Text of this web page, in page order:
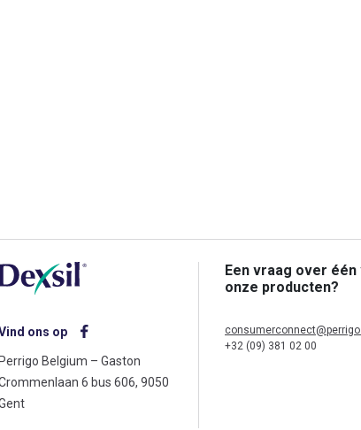
ons op
Belgium – Gaston
6 bus 606, 9050
Een vraag over één
onze producten?
+32 (09) 381 02 00